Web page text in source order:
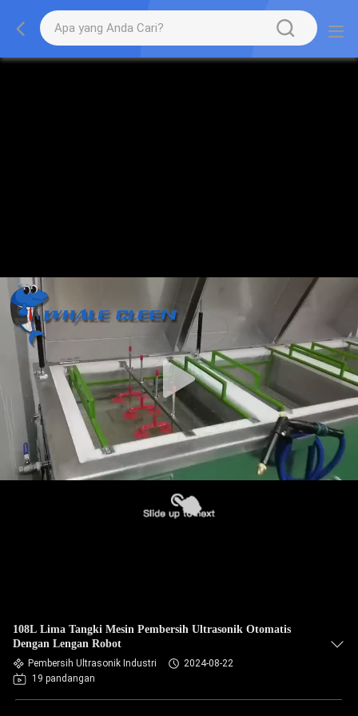
108L Lima Tangki Mesin Pembersih Ultrasonik Otomatis
Dengan Lengan Robot
Pembersih Ultrasonik Industri
2024-08-22
19 pandangan